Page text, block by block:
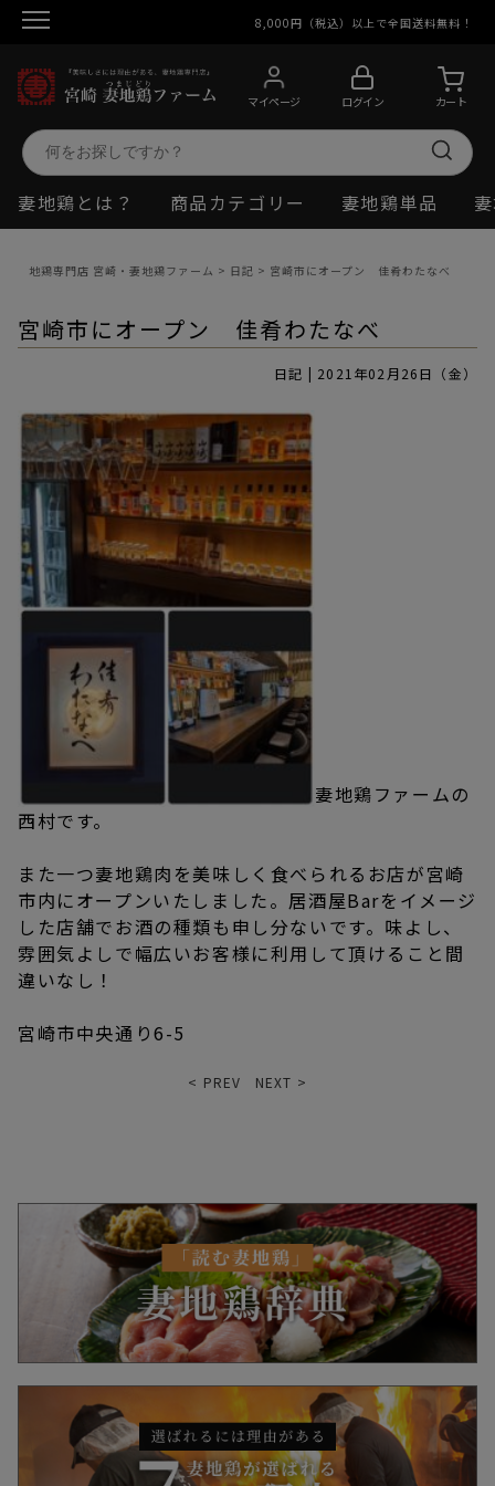
8,000円（税込）以上で全国送料無料！
マイページ ログイン カート
妻地鶏とは？ 商品カテゴリー 妻地鶏単品
地鶏専門店 宮崎・妻地鶏ファーム > 日記 > 宮崎市にオープン 佳肴わたなべ
宮崎市にオープン 佳肴わたなべ
日記 | 2021年02月26日（金）
妻地鶏ファームの
西村です。
また一つ妻地鶏肉を美味しく食べられるお店が宮崎
市内にオープンいたしました。居酒屋Barをイメージ
した店舗でお酒の種類も申し分ないです。味よし、
雰囲気よしで幅広いお客様に利用して頂けること間
違いなし！
宮崎市中央通り6-5
< PREV NEXT >